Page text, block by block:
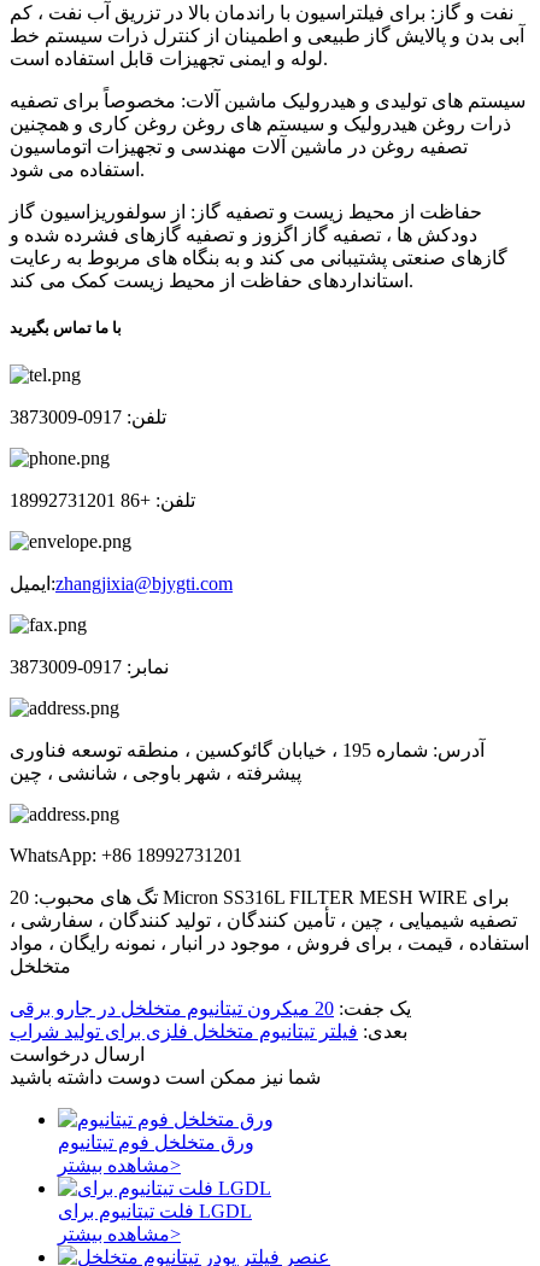
نفت و گاز: برای فیلتراسیون با راندمان بالا در تزریق آب نفت ، کم
آبی بدن و پالایش گاز طبیعی و اطمینان از کنترل ذرات سیستم خط
لوله و ایمنی تجهیزات قابل استفاده است.
سیستم های تولیدی و هیدرولیک ماشین آلات: مخصوصاً برای تصفیه
ذرات روغن هیدرولیک و سیستم های روغن روغن کاری و همچنین
تصفیه روغن در ماشین آلات مهندسی و تجهیزات اتوماسیون
استفاده می شود.
حفاظت از محیط زیست و تصفیه گاز: از سولفوریزاسیون گاز
دودکش ها ، تصفیه گاز اگزوز و تصفیه گازهای فشرده شده و
گازهای صنعتی پشتیبانی می کند و به بنگاه های مربوط به رعایت
استانداردهای حفاظت از محیط زیست کمک می کند.
با ما تماس بگیرید
تلفن: 0917-3873009
تلفن: +86 18992731201
ایمیل:zhangjixia@bjygti.com
نمابر: 0917-3873009
آدرس: شماره 195 ، خیابان گائوکسین ، منطقه توسعه فناوری
پیشرفته ، شهر باوجی ، شانشی ، چین
WhatsApp: +86 18992731201
تگ های محبوب: 20 Micron SS316L FILTER MESH WIRE برای
تصفیه شیمیایی ، چین ، تأمین کنندگان ، تولید کنندگان ، سفارشی ،
استفاده ، قیمت ، برای فروش ، موجود در انبار ، نمونه رایگان ، مواد
متخلخل
یک جفت: 20 میکرون تیتانیوم متخلخل در جارو برقی
بعدی: فیلتر تیتانیوم متخلخل فلزی برای تولید شراب
ارسال درخواست
شما نیز ممکن است دوست داشته باشید
ورق متخلخل فوم تیتانیوم
مشاهده بیشتر>
فلت تیتانیوم برای LGDL
مشاهده بیشتر>